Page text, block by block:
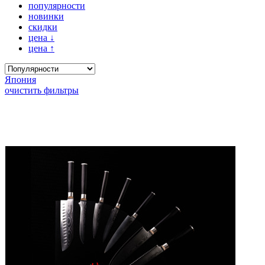
популярности
новинки
скидки
цена ↓
цена ↑
Япония
очистить фильтры